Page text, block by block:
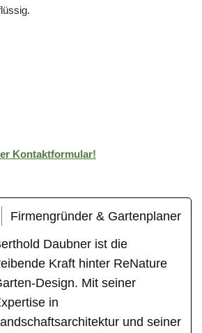
Kontaktformular!
Firmengründer & Gartenplaner
Daubner ist die
Kraft hinter ReNature
Design. Mit seiner
in
und seiner